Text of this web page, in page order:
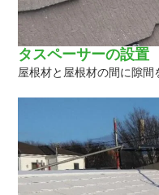
タスペーサーの設置
屋根材と屋根材の間に隙間